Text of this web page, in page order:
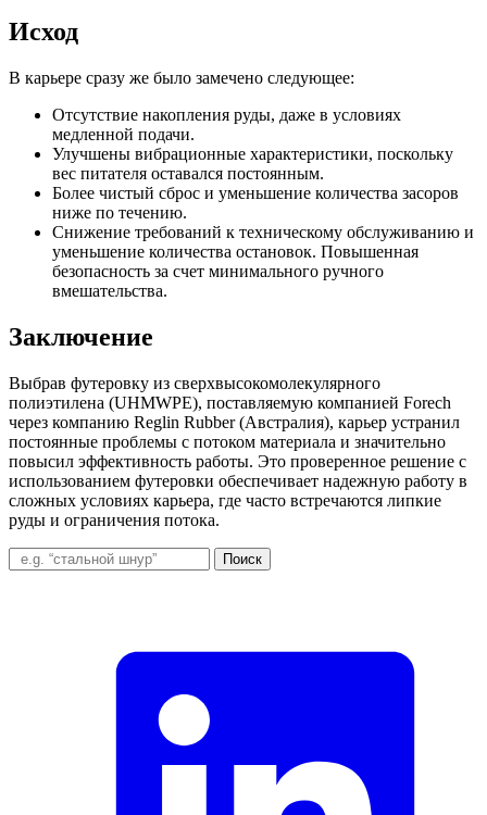
Исход
В карьере сразу же было замечено следующее:
Отсутствие накопления руды, даже в условиях
медленной подачи.
Улучшены вибрационные характеристики, поскольку
вес питателя оставался постоянным.
Более чистый сброс и уменьшение количества засоров
ниже по течению.
Снижение требований к техническому обслуживанию и
уменьшение количества остановок. Повышенная
безопасность за счет минимального ручного
вмешательства.
Заключение
Выбрав футеровку из сверхвысокомолекулярного
полиэтилена (UHMWPE), поставляемую компанией Forech
через компанию Reglin Rubber (Австралия), карьер устранил
постоянные проблемы с потоком материала и значительно
повысил эффективность работы. Это проверенное решение с
использованием футеровки обеспечивает надежную работу в
сложных условиях карьера, где часто встречаются липкие
руды и ограничения потока.
Поиск